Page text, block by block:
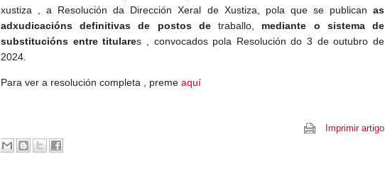
xustiza , a Resolución da Dirección Xeral de Xustiza, pola que se publican as
adxudicacións definitivas de postos detraballo, mediante o sistema de
substitucións entre titulares , convocados pola Resolución do 3 de outubro de
2024.
Para ver a resolución completa , preme aquí
Imprimir artigo